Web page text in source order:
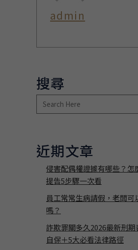
admin
搜尋
近期文章
侵害配偶權證據有哪些？怎
提告5步驟一次看
員工常常生病請假，老闆可
嗎？
詐欺罪關多久2026最新刑
自保＋5大必看法律路徑